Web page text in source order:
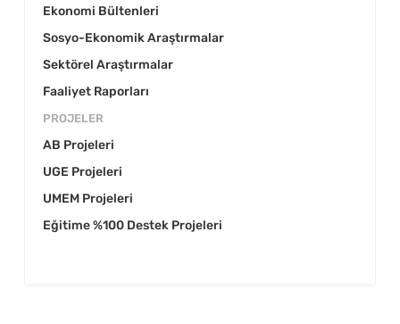
Ekonomi Bültenleri
Sosyo-Ekonomik Araştırmalar
Sektörel Araştırmalar
Faaliyet Raporları
PROJELER
AB Projeleri
UGE Projeleri
UMEM Projeleri
Eğitime %100 Destek Projeleri